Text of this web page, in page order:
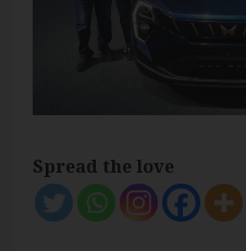
Spread the love